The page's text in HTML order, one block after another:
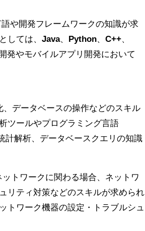
や開発フレームワークの知識が求
しては、 Java Python C++
発やモバイルアプリ開発において
データベースの操作などのスキル
ツールやプログラミング言語
計解析、データベースクエリの知識
トワークに関わる場合、ネットワ
リティ対策などのスキルが求められ
トワーク機器の設定・トラブルシュ